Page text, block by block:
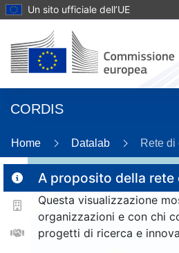
Un sito ufficiale dell’UE
CORDIS
Home Datalab Rete
A proposito della
Questa visualizzazione
organizzazioni e con chi
progetti di ricerca e